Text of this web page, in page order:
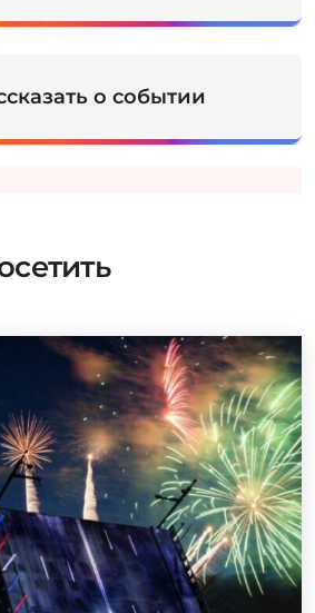
о событии